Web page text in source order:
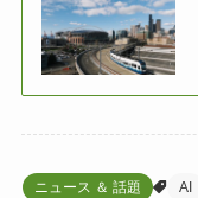
ニュース ＆ 話題 AI